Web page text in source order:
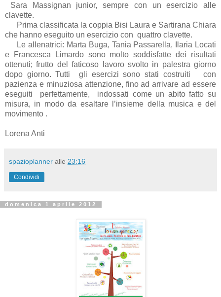
Sara Massignan junior, sempre con un esercizio alle
clavette.
Prima classificata la coppia Bisi Laura e Sartirana Chiara
che hanno eseguito un esercizio con quattro clavette.
Le allenatrici: Marta Buga, Tania Passarella, Ilaria Locati
e Francesca Limardo sono molto soddisfatte dei risultati
ottenuti; frutto del faticoso lavoro svolto in palestra giorno
dopo giorno. Tutti gli esercizi sono stati costruiti con
pazienza e minuziosa attenzione, fino ad arrivare ad essere
eseguiti perfettamente, indossati come un abito fatto su
misura, in modo da esaltare l’insieme della musica e del
movimento .
Lorena Anti
spazioplanner alle 23:16
Condividi
domenica 1 aprile 2012